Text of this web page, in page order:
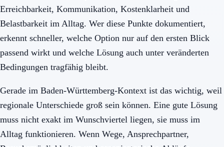
Erreichbarkeit, Kommunikation, Kostenklarheit und
Belastbarkeit im Alltag. Wer diese Punkte dokumentiert,
erkennt schneller, welche Option nur auf den ersten Blick
passend wirkt und welche Lösung auch unter veränderten
Bedingungen tragfähig bleibt.
Gerade im Baden-Württemberg-Kontext ist das wichtig, weil
regionale Unterschiede groß sein können. Eine gute Lösung
muss nicht exakt im Wunschviertel liegen, sie muss im
Alltag funktionieren. Wenn Wege, Ansprechpartner,